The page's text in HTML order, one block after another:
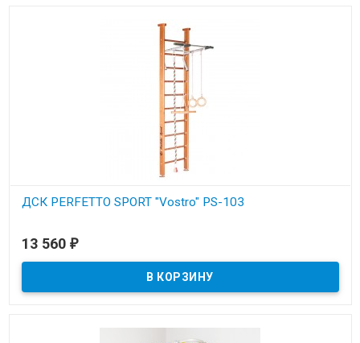
ДСК PERFETTO SPORT "Vostro" PS-103
13 560 ₽